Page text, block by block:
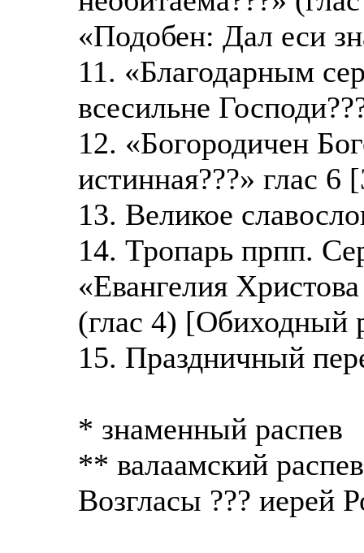
«Подобен: Дал еси
11. «Благодарным
всесильне
12. «Богородичен
истинная???» глас
13. Великое
14. Тропарь прпп.
«Евангелия
(глас 4) [Обиходный
15. Праздничный
* знаменный распев
** валаамский
Возгласы ??? иерей